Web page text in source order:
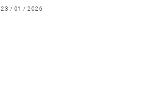
23 / 01 / 2026